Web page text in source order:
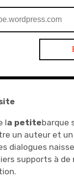
la petitebarque
un auteur et
dialogues
supports à de